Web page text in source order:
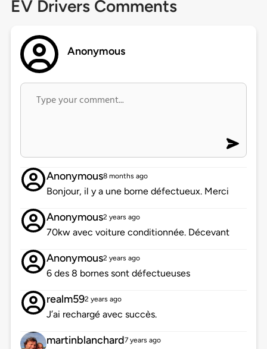
EV Drivers Comments
Anonymous
Anonymous8 months ago
Bonjour, il y a une borne défectueux. Merci
Anonymous2 years ago
70kw avec voiture conditionnée. Décevant
Anonymous2 years ago
6 des 8 bornes sont défectueuses
realm592 years ago
J’ai rechargé avec succès.
martinblanchard7 years ago